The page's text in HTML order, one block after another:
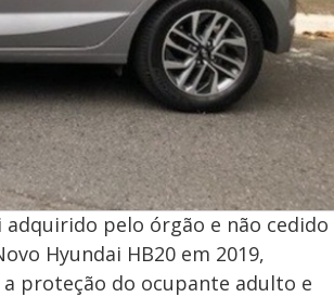
pelo órgão e não cedido
Hyundai HB20 em 2019,
proteção do ocupante adulto e